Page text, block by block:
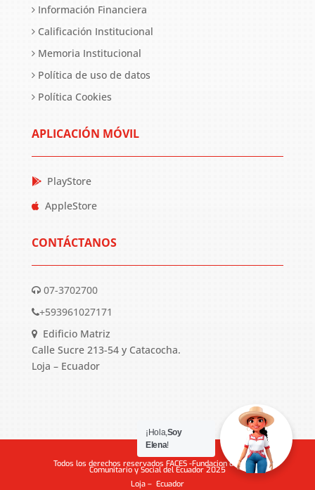
Información Financiera
Calificación Institucional
Memoria Institucional
Política de uso de datos
Política Cookies
APLICACIÓN MÓVIL
PlayStore
AppleStore
CONTÁCTANOS
07-3702700
+593961027171
Edificio Matriz
Calle Sucre 213-54 y Catacocha.
Loja – Ecuador
Todos los derechos reservados FACES -Fundacion de Apoyo
Comunitario y Social del Ecuador 2025
Loja – Ecuador
¡Hola,Soy
Elena!